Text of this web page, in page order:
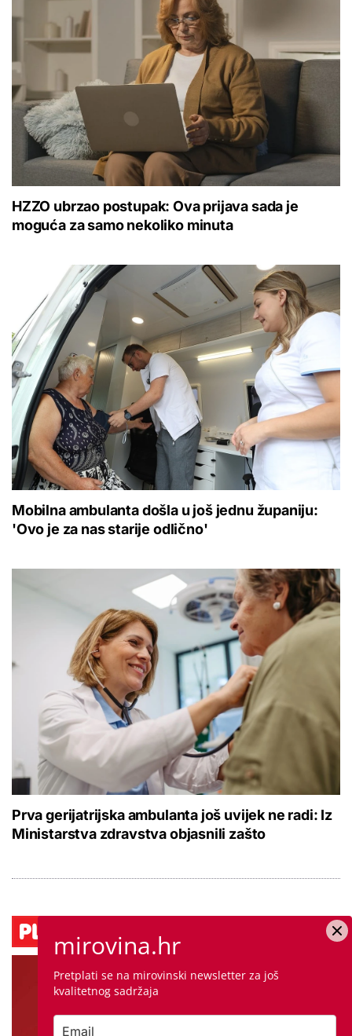
HZZO ubrzao postupak: Ova prijava sada je
moguća za samo nekoliko minuta
Mobilna ambulanta došla u još jednu županiju:
'Ovo je za nas starije odlično'
Prva gerijatrijska ambulanta još uvijek ne radi: Iz
Ministarstva zdravstva objasnili zašto
mirovina.hr
Pretplati se na mirovinski newsletter za još
kvalitetnog sadržaja